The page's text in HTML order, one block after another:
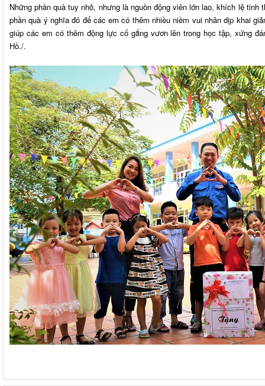
Những phần quà tuy nhỏ, nhưng là nguồn động viên lớn lao, khích lệ tinh
phần quà ý nghĩa đó để các em có thêm nhiều niềm vui nhân dịp khai
giúp các em có thêm động lực cố gắng vươn lên trong học tập, xứng
Hồ./.